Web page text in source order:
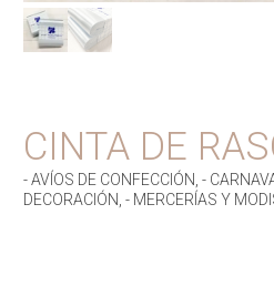
CINTA DE
- AVÍOS DE CONFECCIÓN ,-
DECORACIÓN ,- MERCERÍAS Y